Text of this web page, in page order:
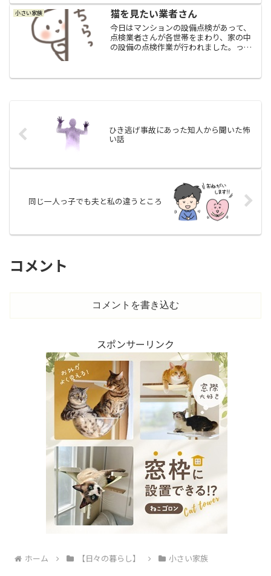
台風の影響はしっかり受け...
小さい家族 猫を見たい業者さん
今日はマンションの設備点検があって、
点検業者さんが各世帯をまわり、家の中
の設備の点検作業が行われました。っと
いに誰かが家の中に入る日はもぉ～、朝
ひき逃げ事故にあった知人から聞いた怖
い話
同じ一人っ子でも夫と私の違うところ
コメント
コメントを書き込む
スポンサーリンク
ホーム 【日々の暮らし】 小さい家族